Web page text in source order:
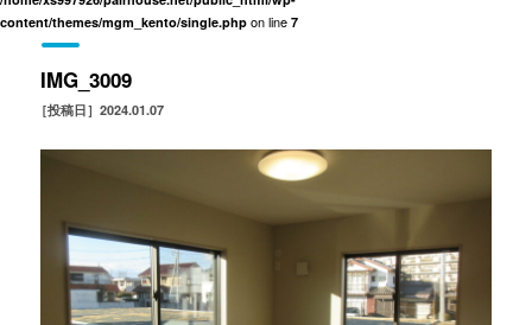
content/themes/mgm_kento/single.php on line 7
IMG_3009
［投稿日］2024.01.07